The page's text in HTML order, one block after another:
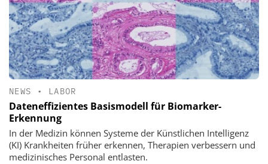
NEWS • LABOR
Dateneffizientes Basismodell für Biomarker-
Erkennung
In der Medizin können Systeme der Künstlichen Intelligenz
(KI) Krankheiten früher erkennen, Therapien verbessern und
medizinisches Personal entlasten.